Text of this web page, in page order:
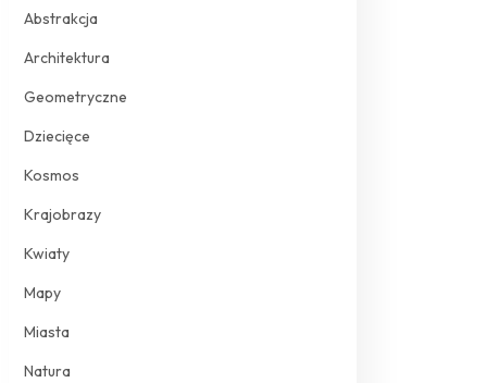
Abstrakcja
Architektura
Geometryczne
Dziecięce
Kosmos
Krajobrazy
Kwiaty
Mapy
Miasta
Natura